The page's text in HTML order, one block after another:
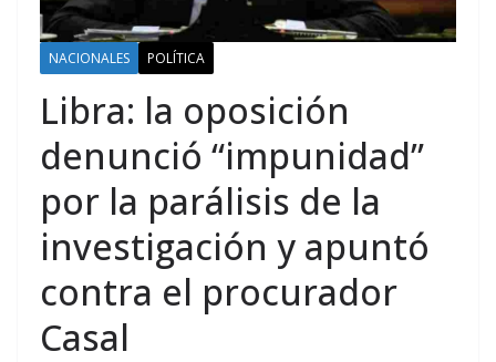
NACIONALES POLÍTICA
Libra: la oposición
denunció “impunidad”
por la parálisis de la
investigación y apuntó
contra el procurador
Casal